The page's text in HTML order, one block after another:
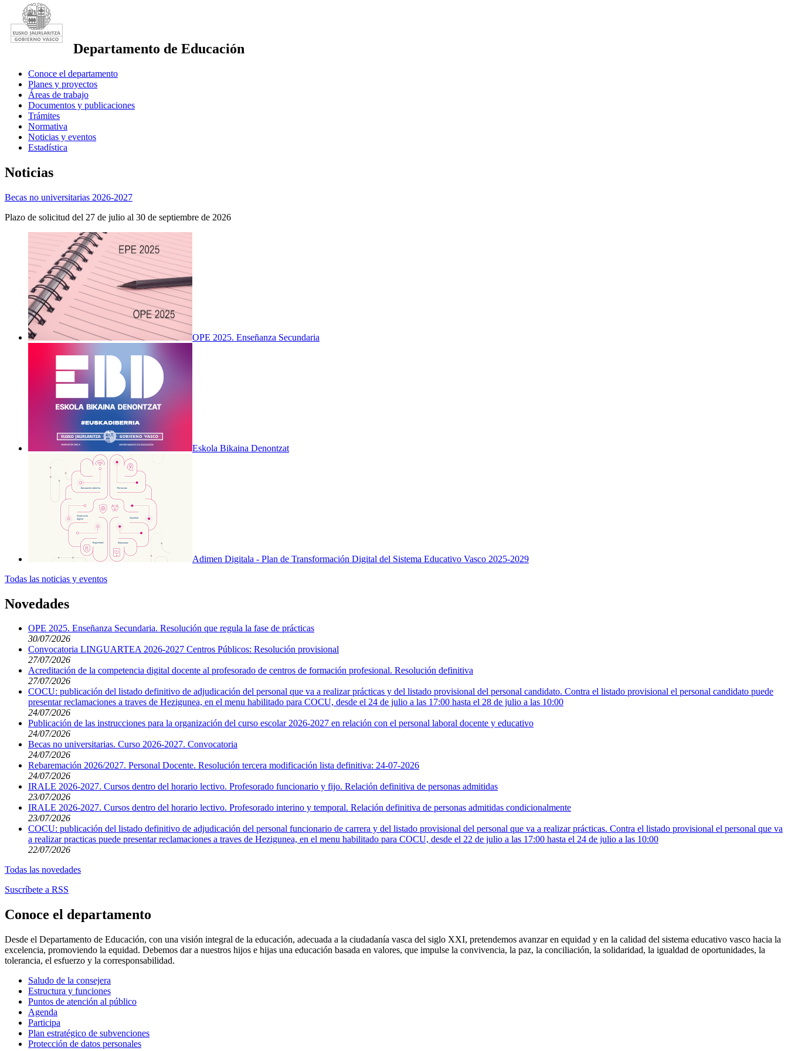
Departamento de Educación
Conoce el departamento
Planes y proyectos
Áreas de trabajo
Documentos y publicaciones
Trámites
Normativa
Noticias y eventos
Estadística
Noticias
Becas no universitarias 2026-2027
Plazo de solicitud del 27 de julio al 30 de septiembre de 2026
OPE 2025. Enseñanza Secundaria
Eskola Bikaina Denontzat
Adimen Digitala - Plan de Transformación Digital del Sistema Educativo Vasco 2025-2029
Todas las noticias y eventos
Novedades
OPE 2025. Enseñanza Secundaria. Resolución que regula la fase de prácticas
30/07/2026
Convocatoria LINGUARTEA 2026-2027 Centros Públicos: Resolución provisional
27/07/2026
Acreditación de la competencia digital docente al profesorado de centros de formación profesional. Resolución definitiva
27/07/2026
COCU: publicación del listado definitivo de adjudicación del personal que va a realizar prácticas y del listado provisional del personal candidato. Contra el listado provisional el personal candidato puede
presentar reclamaciones a traves de Hezigunea, en el menu habilitado para COCU, desde el 24 de julio a las 17:00 hasta el 28 de julio a las 10:00
24/07/2026
Publicación de las instrucciones para la organización del curso escolar 2026-2027 en relación con el personal laboral docente y educativo
24/07/2026
Becas no universitarias. Curso 2026-2027. Convocatoria
24/07/2026
Rebaremación 2026/2027. Personal Docente. Resolución tercera modificación lista definitiva: 24-07-2026
24/07/2026
IRALE 2026-2027. Cursos dentro del horario lectivo. Profesorado funcionario y fijo. Relación definitiva de personas admitidas
23/07/2026
IRALE 2026-2027. Cursos dentro del horario lectivo. Profesorado interino y temporal. Relación definitiva de personas admitidas condicionalmente
23/07/2026
COCU: publicación del listado definitivo de adjudicación del personal funcionario de carrera y del listado provisional del personal que va a realizar prácticas. Contra el listado provisional el personal que va
a realizar practicas puede presentar reclamaciones a traves de Hezigunea, en el menu habilitado para COCU, desde el 22 de julio a las 17:00 hasta el 24 de julio a las 10:00
22/07/2026
Todas las novedades
Suscríbete a RSS
Conoce el departamento
Desde el Departamento de Educación, con una visión integral de la educación, adecuada a la ciudadanía vasca del siglo XXI, pretendemos avanzar en equidad y en la calidad del sistema educativo vasco hacia la
excelencia, promoviendo la equidad. Debemos dar a nuestros hijos e hijas una educación basada en valores, que impulse la convivencia, la paz, la conciliación, la solidaridad, la igualdad de oportunidades, la
tolerancia, el esfuerzo y la corresponsabilidad.
Saludo de la consejera
Estructura y funciones
Puntos de atención al público
Agenda
Participa
Plan estratégico de subvenciones
Protección de datos personales